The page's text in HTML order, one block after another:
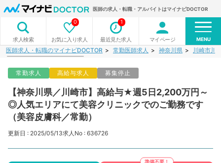
医師の求人・転職・アルバイトはマイナビDOCTOR
求人検索 お気に入り求人
0
最近見た求人
1
マイページ MENU
医師求人・転職のマイナビDOCTOR 常勤医師求人 神奈川県 川崎市川
常勤求人 高給与求人 募集停止
【神奈川県／川崎市】高給与★週5日2,200万円～
◎人気エリアにて美容クリニックでのご勤務です
（美容皮膚科／常勤）
更新日 : 2025/05/13求人No : 636726